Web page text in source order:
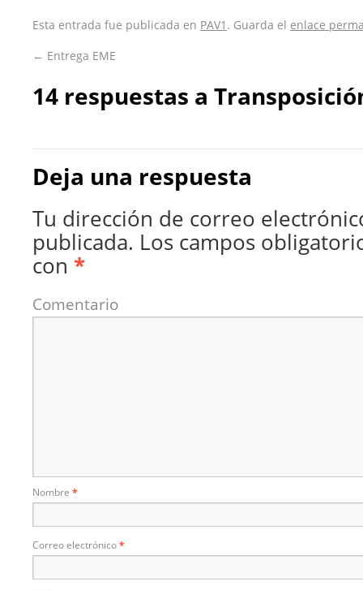
Esta entrada fue publicada en PAV1 . Guarda el enlace
← Entrega EME
14 respuestas a
Deja una respuesta
Tu dirección de correo
publicada. Los campos
con *
Comentario
Nombre *
Correo electrónico*